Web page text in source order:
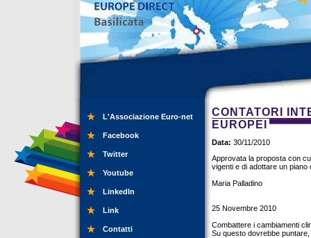
L'Associazione Euro-net
Facebook
Twitter
Youtube
LinkedIn
Link
Contatti
CONTATORI
EUROPEI
Data: 30/11/2010
Approvata la proposta con
vigenti e di adottare un
Maria Palladino
25 Novembre 2010
Combattere i cambiamenti
Su questo dovrebbe